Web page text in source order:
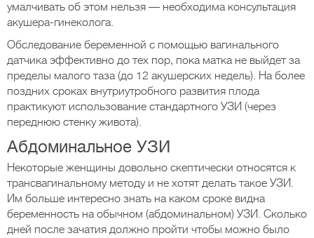
умалчивать об этом нельзя — необходима консультация
акушера-гинеколога.
Обследование беременной с помощью вагинального
датчика эффективно до тех пор, пока матка не выйдет за
пределы малого таза (до 12 акушерских недель). На более
поздних сроках внутриутробного развития плода
практикуют использование стандартного УЗИ (через
переднюю стенку живота).
Абдоминальное УЗИ
Некоторые женщины довольно скептически относятся к
трансвагинальному методу и не хотят делать такое УЗИ.
Им больше интересно знать на каком сроке видна
беременность на обычном (абдоминальном) УЗИ. Сколько
дней после зачатия должно пройти чтобы можно было